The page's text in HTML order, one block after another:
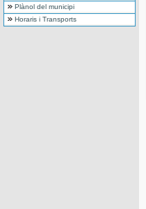
Plànol del municipi
Horaris i Transports